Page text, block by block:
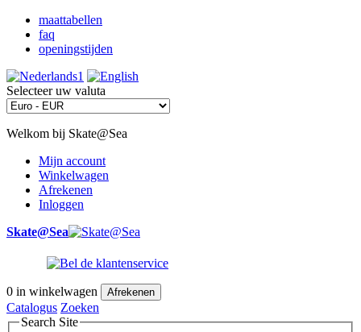
maattabellen
faq
openingstijden
Selecteer uw valuta
Welkom bij Skate@Sea
Mijn account
Winkelwagen
Afrekenen
Inloggen
Skate@Sea
0 in winkelwagen Afrekenen
Catalogus Zoeken
Search Site